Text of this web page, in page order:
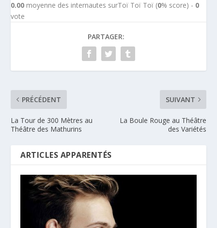
0.00 moyenne des internautes surToï Toï Toï (0% score) - 0
vote
PARTAGER:
PRÉCÉDENT
La Tour de 300 Mètres au
Théâtre des Mathurins
SUIVANT
La Boule Rouge au Théâtre
des Variétés
ARTICLES APPARENTÉS